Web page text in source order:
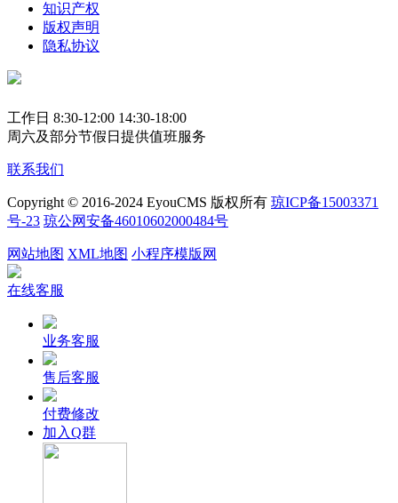
知识产权
版权声明
隐私协议
工作日 8:30-12:00 14:30-18:00
周六及部分节假日提供值班服务
联系我们
Copyright © 2016-2024 EyouCMS 版权所有 琼ICP备15003371
号-23 琼公网安备46010602000484号
网站地图 XML地图 小程序模版网
在线客服
业务客服
售后客服
付费修改
加入Q群